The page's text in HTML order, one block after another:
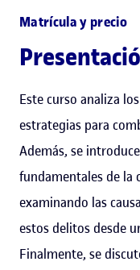
Matrícula y precio
Este curso analiza
estrategias para
Además, se
fundamentales de la
examinando las
estos delitos desde
Finalmente, se